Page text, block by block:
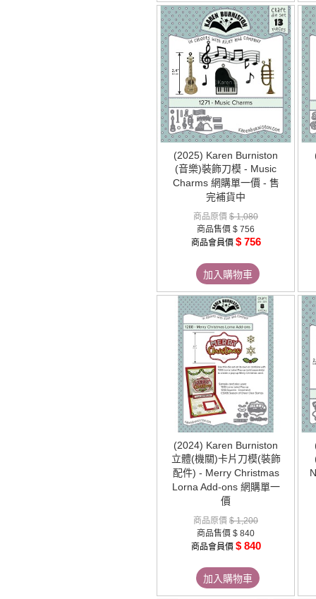
(2025) Karen Burniston
(音樂)裝飾刀模 - Music
Charms 網購單一價 - 售
完補貨中
商品原價 $ 1,080
商品售價 $ 756
商品會員價 $ 756
加入購物車
(2024) Karen Burniston
立體(機關)卡片刀模(裝飾
配件) - Merry Christmas
Lorna Add-ons 網購單一
價
商品原價 $ 1,200
商品售價 $ 840
商品會員價 $ 840
加入購物車